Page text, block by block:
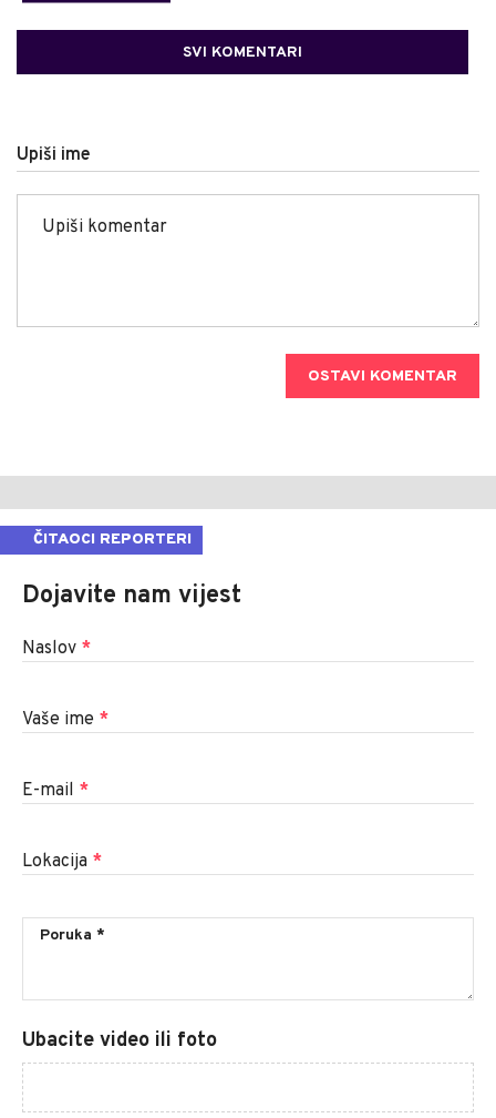
SVI KOMENTARI
Upiši ime
OSTAVI KOMENTAR
ČITAOCI REPORTERI
Dojavite nam vijest
Naslov *
Vaše ime *
E-mail *
Lokacija *
Ubacite video ili foto